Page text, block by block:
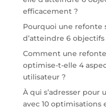
efficacement ?
Pourquoi une refonte
d’atteindre 6
Comment une
optimise-t-elle 4
utilisateur ?
À qui s’adresser
avec 10 optimisations